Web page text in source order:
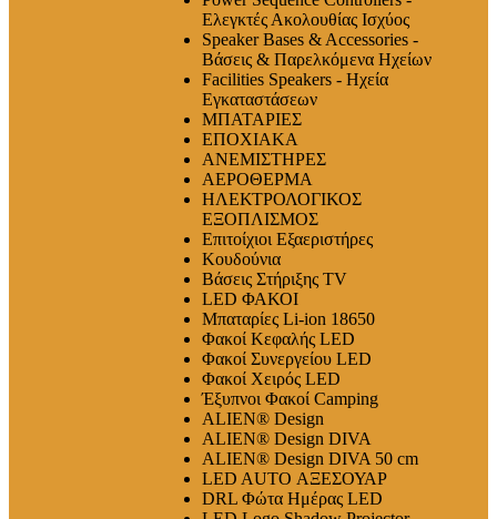
Ελεγκτές Ακολουθίας Ισχύος
Speaker Bases & Accessories -
Βάσεις & Παρελκόμενα Ηχείων
Facilities Speakers - Ηχεία
Εγκαταστάσεων
ΜΠΑΤΑΡΙΕΣ
ΕΠΟΧΙΑΚΑ
ΑΝΕΜΙΣΤΗΡΕΣ
ΑΕΡΟΘΕΡΜΑ
ΗΛΕΚΤΡΟΛΟΓΙΚΟΣ
ΕΞΟΠΛΙΣΜΟΣ
Επιτοίχιοι Εξαεριστήρες
Κουδούνια
Βάσεις Στήριξης TV
LED ΦΑΚΟΙ
Μπαταρίες Li-ion 18650
Φακοί Κεφαλής LED
Φακοί Συνεργείου LED
Φακοί Χειρός LED
Έξυπνοι Φακοί Camping
ALIEN® Design
ALIEN® Design DIVA
ALIEN® Design DIVA 50 cm
LED AUTO ΑΞΕΣΟΥΑΡ
DRL Φώτα Ημέρας LED